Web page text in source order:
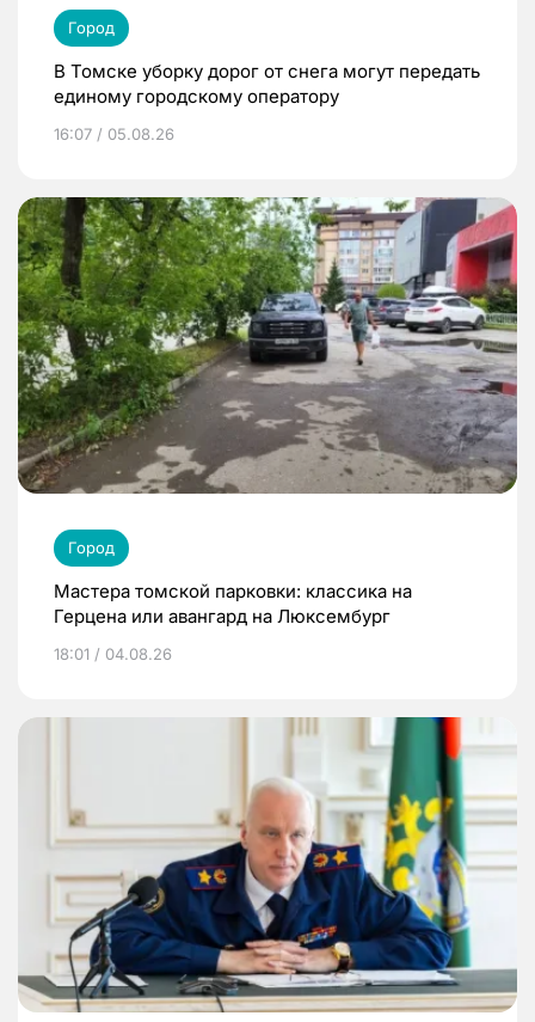
Город
В Томске уборку дорог от снега могут передать
единому городскому оператору
16:07 / 05.08.26
Город
Мастера томской парковки: классика на
Герцена или авангард на Люксембург
18:01 / 04.08.26